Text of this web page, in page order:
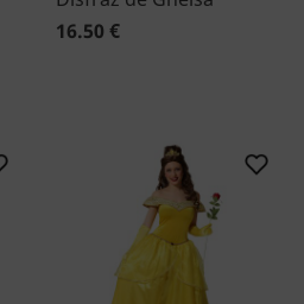
16.50 €